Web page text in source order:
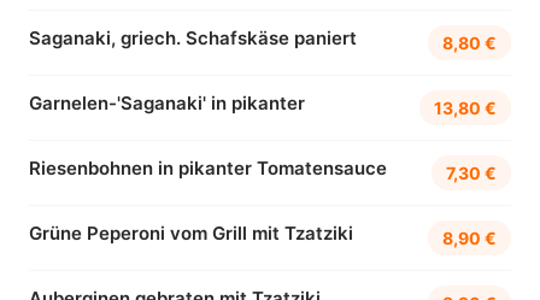
Saganaki, griech. Schafskäse paniert 8,80 €
Garnelen-'Saganaki' in pikanter 13,80 €
Riesenbohnen in pikanter Tomatensauce 7,30 €
Grüne Peperoni vom Grill mit Tzatziki 8,90 €